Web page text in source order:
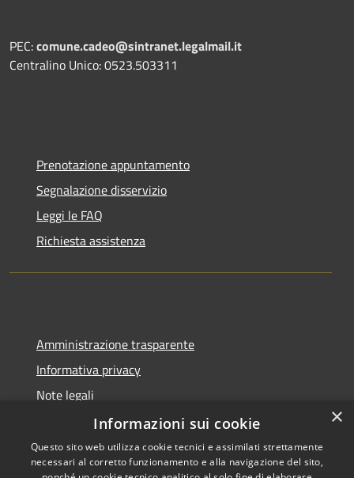
PEC:comune.cadeo@sintranet.legalmail.it
Centralino Unico: 0523.503311
Prenotazione appuntamento
Segnalazione disservizio
Leggi le FAQ
Richiesta assistenza
Amministrazione trasparente
Informativa privacy
Note legali
Dichiarazione di accessibilità
×
Informazioni sui cookie
Questo sito web utilizza cookie tecnici e assimilati strettamente
necessari al corretto funzionamento e alla navigazione del sito,